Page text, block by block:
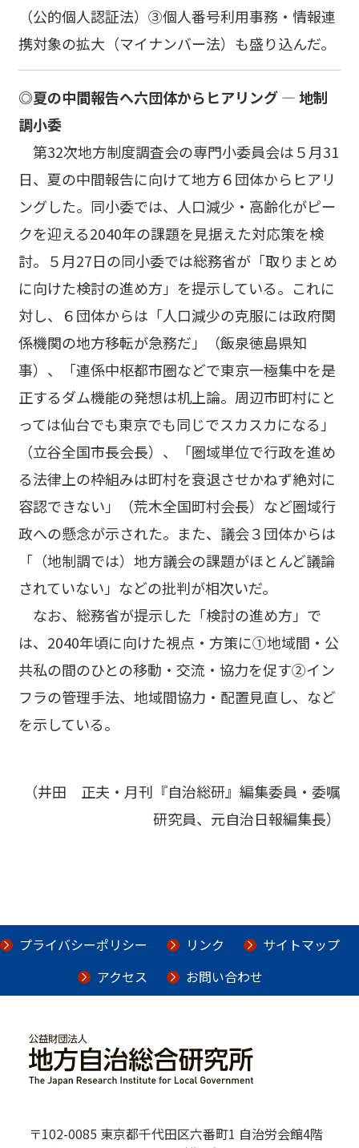
（公的個人認証法）③個人番号利用事務・情報連
携対象の拡大（マイナンバー法）も盛り込んだ。
◎夏の中間報告へ六団体からヒアリング ― 地制
調小委
第32次地方制度調査会の専門小委員会は５月31
日、夏の中間報告に向けて地方６団体からヒアリ
ングした。同小委では、人口減少・高齢化がピー
クを迎える2040年の課題を見据えた対応策を検
討。５月27日の同小委では総務省が「取りまとめ
に向けた検討の進め方」を提示している。これに
対し、６団体からは「人口減少の克服には政府関
係機関の地方移転が急務だ」（飯泉徳島県知
事）、「連係中枢都市圏などで東京一極集中を是
正するダム機能の発想は机上論。周辺市町村にと
っては仙台でも東京でも同じでスカスカになる」
（立谷全国市長会長）、「圏域単位で行政を進め
る法律上の枠組みは町村を衰退させかねず絶対に
容認できない」（荒木全国町村会長）など圏域行
政への懸念が示された。また、議会３団体からは
「（地制調では）地方議会の課題がほとんど議論
されていない」などの批判が相次いだ。
なお、総務省が提示した「検討の進め方」で
は、2040年頃に向けた視点・方策に①地域間・公
共私の間のひとの移動・交流・協力を促す②イン
フラの管理手法、地域間協力・配置見直し、など
を示している。
（井田 正夫・月刊『自治総研』編集委員・委嘱
研究員、元自治日報編集長）
プライバシーポリシー リンク
サイトマップ
アクセス
お問い合わせ
〒102-0085 東京都千代田区六番町1 自治労会館4階